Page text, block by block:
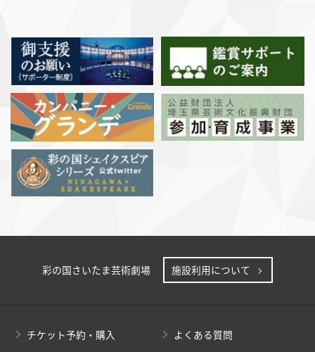
彩の国さいたま芸術劇場 施設利用について
チケット予約・購入 よくある質問